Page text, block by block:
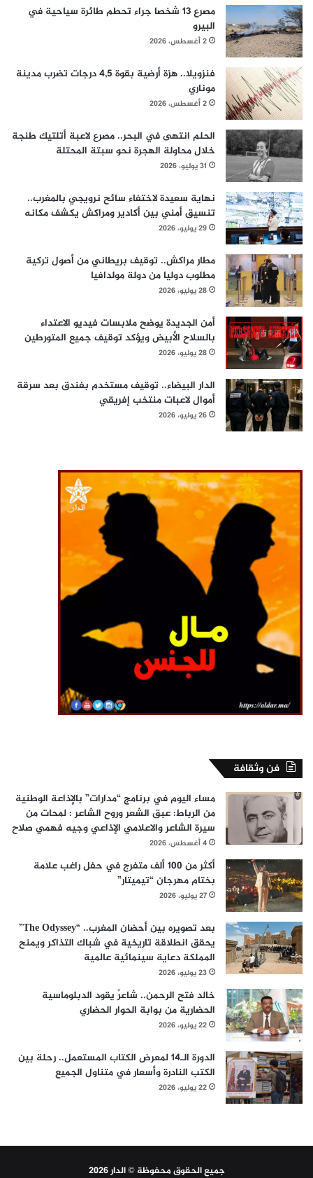
مصرع 13 شخصا جراء تحطم طائرة سياحية في
البيرو
2 أغسطس، 2026
فنزويلا.. هزة أرضية بقوة 4,5 درجات تضرب مدينة
موناري
2 أغسطس، 2026
الحلم انتهى في البحر.. مصرع لاعبة أتلتيك طنجة
خلال محاولة الهجرة نحو سبتة المحتلة
31 يوليو، 2026
نهاية سعيدة لاختفاء سائح نرويجي بالمغرب..
تنسيق أمني بين أكادير ومراكش يكشف مكانه
29 يوليو، 2026
مطار مراكش.. توقيف بريطاني من أصول تركية
مطلوب دوليا من دولة مولدافيا
28 يوليو، 2026
أمن الجديدة يوضح ملابسات فيديو الاعتداء
بالسلاح الأبيض ويؤكد توقيف جميع المتورطين
28 يوليو، 2026
الدار البيضاء.. توقيف مستخدم بفندق بعد سرقة
أموال لاعبات منتخب إفريقي
26 يوليو، 2026
فن وثقافة
مساء اليوم في برنامج “مدارات” بالإذاعة الوطنية
من الرباط: عبق الشعر وروح الشاعر : لمحات من
سيرة الشاعر والاعلامي الإذاعي وجيه فهمي صلاح
4 أغسطس، 2026
أكثر من 100 ألف متفرج في حفل راغب علامة
بختام مهرجان “تيميتار”
27 يوليو، 2026
بعد تصويره بين أحضان المغرب.. “The Odyssey”
يحقق انطلاقة تاريخية في شباك التذاكر ويمنح
المملكة دعاية سينمائية عالمية
23 يوليو، 2026
خالد فتح الرحمن.. شاعرٌ يقود الدبلوماسية
الحضارية من بوابة الحوار الحضاري
22 يوليو، 2026
الدورة الـ14 لمعرض الكتاب المستعمل.. رحلة بين
الكتب النادرة وأسعار في متناول الجميع
22 يوليو، 2026
جميع الحقوق محفوظة © الدار 2026